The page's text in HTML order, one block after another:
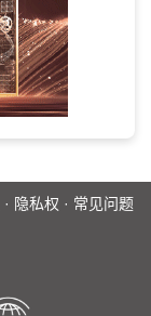
· 隐私权 · 常见问题